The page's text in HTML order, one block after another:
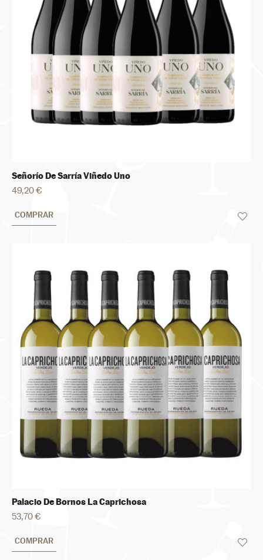
Señorío De Sarría Viñedo Uno
49,20 €
COMPRAR
Palacio De Bornos La Caprichosa
53,70 €
COMPRAR